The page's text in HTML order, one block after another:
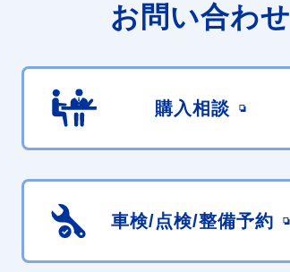
お問い合わせ
購入相談
車検/点検/整備予約